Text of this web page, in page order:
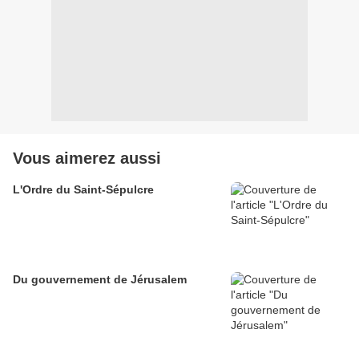
Vous aimerez aussi
L'Ordre du Saint-Sépulcre
Du gouvernement de Jérusalem